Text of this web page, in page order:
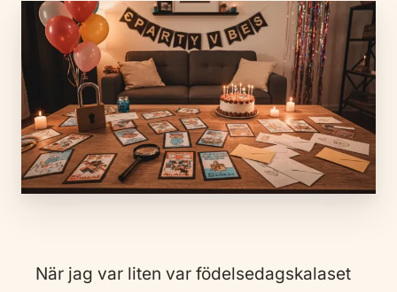
När jag var liten var födelsedagskalaset